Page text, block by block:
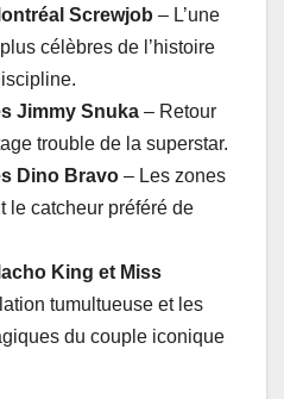
Screwjob – L’une
célèbres de l’histoire
Jimmy Snuka – Retour
trouble de la superstar.
Dino Bravo – Les zones
le catcheur préféré de
King et Miss
tumultueuse et les
du couple iconique